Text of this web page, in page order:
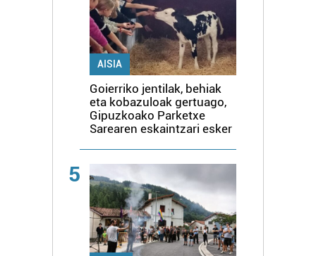
AISIA
Goierriko jentilak, behiak
eta kobazuloak gertuago,
Gipuzkoako Parketxe
Sarearen eskaintzari esker
5